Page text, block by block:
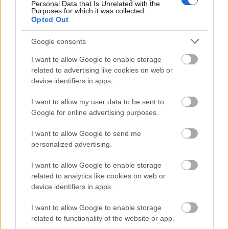
Personal Data that Is Unrelated with the
Purposes for which it was collected.
Opted Out
Google consents
I want to allow Google to enable storage
related to advertising like cookies on web or
device identifiers in apps.
I want to allow my user data to be sent to
Google for online advertising purposes.
I want to allow Google to send me
personalized advertising.
I want to allow Google to enable storage
related to analytics like cookies on web or
device identifiers in apps.
I want to allow Google to enable storage
related to functionality of the website or app.
inahakikisha virutubisho kufikia malengo yako ya
CLA dhidi ya Mafuta ya Trans ya
Viwanda
Ni muhimu kuelewa tofauti kati ya asidi
iliyounganishwa ya linoleic (CLA) na mafuta ya
athari tofauti za kiafya. CLA, inayopatikana katika
nyama na maziwa, inaweza kusaidia katika
Mafuta ya viwandani, yanayopatikana katika
vyakula vilivyochakatwa, huleta hatari kubwa kiafya
unaonyesha uhusiano kati ya mafuta haya na
matokeo mabaya ya afya. Hii inaonyesha umuhimu